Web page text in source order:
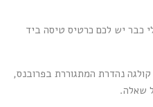
כבר יש לכם כרטיס טיסה ביד
נהדרת המתגוררת בפרובנס,
שאלה.